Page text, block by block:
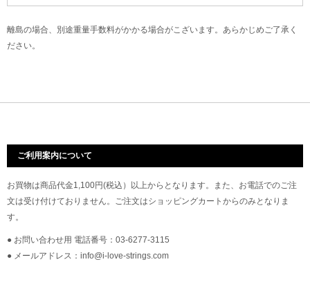
離島の場合、別途重量手数料がかかる場合がこざいます。あらかじめご了承く
ださい。
ご利用案内について
お買物は商品代金1,100円(税込）以上からとなります。また、お電話でのご注
文は受け付けておりません。ご注文はショッピングカートからのみとなりま
す。
● お問い合わせ用 電話番号：03-6277-3115
● メールアドレス：info@i-love-strings.com